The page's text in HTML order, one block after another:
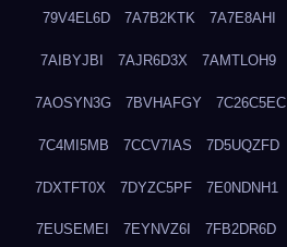
79V4EL6D 7A7B2KTK 7A7E8AHI
7AIBYJBI 7AJR6D3X 7AMTLOH9
7AOSYN3G 7BVHAFGY 7C26C5EC
7C4MI5MB 7CCV7IAS 7D5UQZFD
7DXTFT0X 7DYZC5PF 7E0NDNH1
7EUSEMEI 7EYNVZ6I 7FB2DR6D